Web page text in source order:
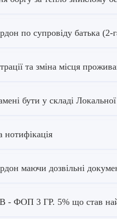
по супровіду батька (2-
та зміна місця
бути у складі Локальної
нотифікація
маючи дозвільні
- ФОП 3 ГР. 5% що став